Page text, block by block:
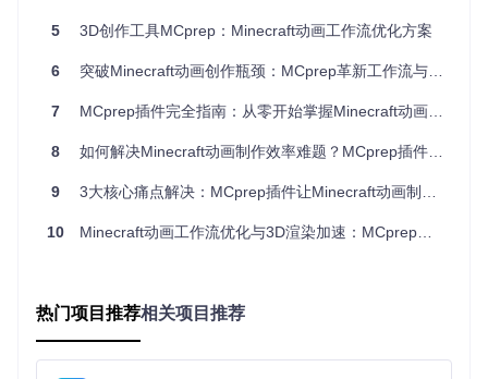
认计算方式，实现风格化渲染效果。
效果对比显示，处理后的材质在保持Minecraft风格的同时，光
影表现提升40%，动画渲染时的材质一致性显著增强。
激活场景生命力：生物生成与控制系统
生物动画是Minecraft叙事的灵魂，但传统逐帧调整方式使单个
设系统，将生物动画制作从"逐帧调整"转变为"参数调控"。
该系统核心代码位于MCprep_addon/spawner/entities.py
行业对比：重新定义Minecraft动画工具标准
5 3D创作工具MCprep：Minecraft动画工作流优化方案
6 突破Minecraft动画创作瓶颈：MCprep革新工作流与创意表达指南
7 MCprep插件完全指南：从零开始掌握Minecraft动画制作技巧
8 如何解决Minecraft动画制作效率难题？MCprep插件全解析
9 3大核心痛点解决：MCprep插件让Minecraft动画制作效率提升300%
10 Minecraft动画工作流优化与3D渲染加速：MCprep插件技术解析与实践指南
热门项目推荐相关项目推荐